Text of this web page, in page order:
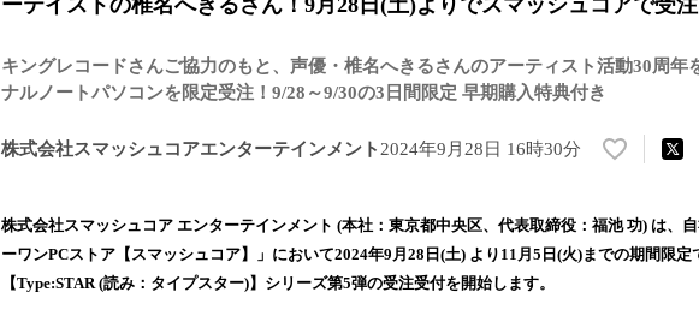
ーテイストの椎名へきるさん！9月28日(土)よりでスマッシュコアで受注
キングレコードさんご協力のもと、声優・椎名へきるさんのアーティスト活動30周年
ナルノートパソコンを限定受注！9/28～9/30の3日間限定 早期購入特典付き
株式会社スマッシュコアエンターテインメント 2024年9月28日 16時30分
い
！
数
株式会社スマッシュコア エンターテインメント (本社：東京都中央区、代表取締役：福池 功) は、
ーワンPCストア【スマッシュコア】」において2024年9月28日(土) より11月5日(火)までの期間限
【Type:STAR (読み：タイプスター)】シリーズ第5弾の受注受付を開始します。